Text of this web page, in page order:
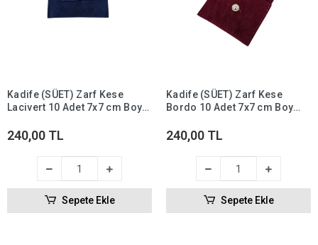
Kadife (SÜET) Zarf Kese
Lacivert 10 Adet 7x7 cm Boy
240,00 TL
Sepete Ekle
Kadife (SÜET) Zarf Kese
Bordo 10 Adet 7x7 cm Boy
240,00 TL
Sepete Ekle